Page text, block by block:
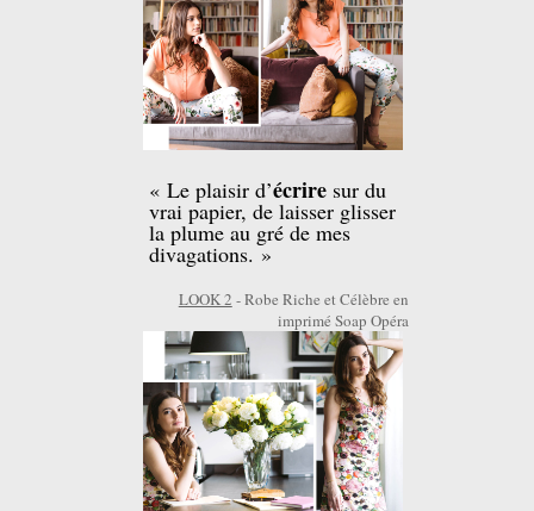
« Le plaisir d’écrire sur du
vrai papier, de laisser glisser
la plume au gré de mes
divagations. »
LOOK 2 - Robe Riche et Célèbre en
imprimé Soap Opéra